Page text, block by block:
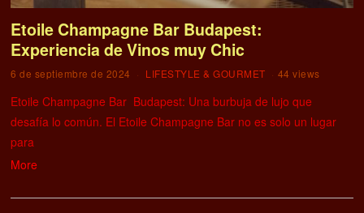
Etoile Champagne Bar Budapest:
Experiencia de Vinos muy Chic
6 de septiembre de 2024 LIFESTYLE & GOURMET 44 views
Etoile Champagne Bar Budapest: Una burbuja de lujo que
desafía lo común. El Etoile Champagne Bar no es solo un lugar
para
More